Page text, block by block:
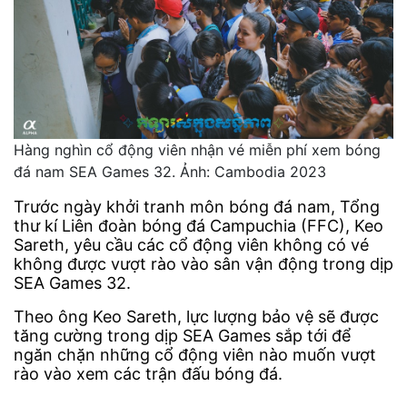
Hàng nghìn cổ động viên nhận vé miễn phí xem bóng
đá nam SEA Games 32. Ảnh: Cambodia 2023
Trước ngày khởi tranh môn bóng đá nam, Tổng
thư kí Liên đoàn bóng đá Campuchia (FFC), Keo
Sareth, yêu cầu các cổ động viên không có vé
không được vượt rào vào sân vận động trong dịp
SEA Games 32.
Theo ông Keo Sareth, lực lượng bảo vệ sẽ được
tăng cường trong dịp SEA Games sắp tới để
ngăn chặn những cổ động viên nào muốn vượt
rào vào xem các trận đấu bóng đá.